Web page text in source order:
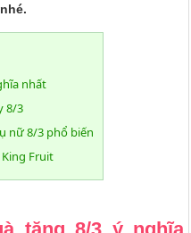
nhất
8/3
nữ 8/3 phổ biến
King Fruit